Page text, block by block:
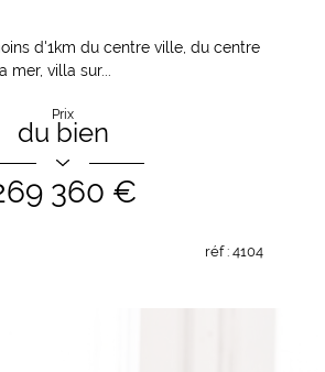
d'1km du centre ville, du centre
villa sur...
Prix
du bien
360 €
réf : 4104